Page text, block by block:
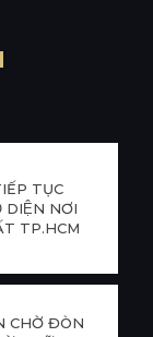
TỤC
DIỆN NƠI
TP.HCM
CHỜ ĐÒN